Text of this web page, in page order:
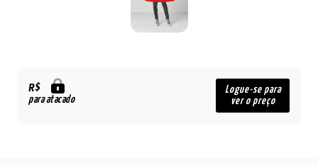
R$
para atacado
Logue-se para
ver o preço